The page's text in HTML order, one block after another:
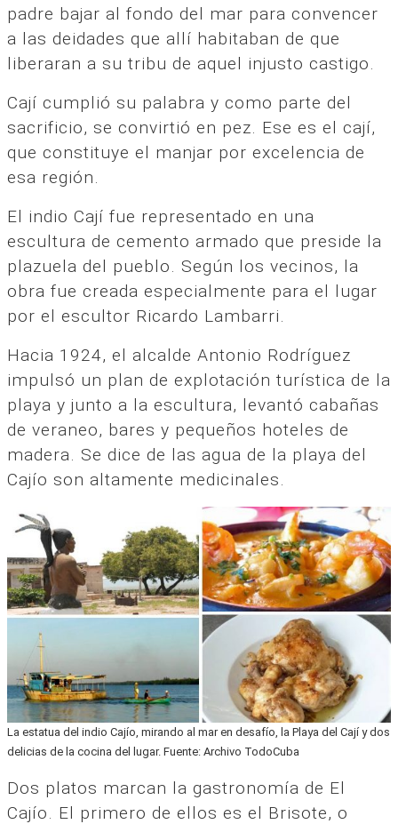
padre bajar al fondo del mar para convencer
a las deidades que allí habitaban de que
liberaran a su tribu de aquel injusto castigo.
Cají cumplió su palabra y como parte del
sacrificio, se convirtió en pez. Ese es el cají,
que constituye el manjar por excelencia de
esa región.
El indio Cají fue representado en una
escultura de cemento armado que preside la
plazuela del pueblo. Según los vecinos, la
obra fue creada especialmente para el lugar
por el escultor Ricardo Lambarri.
Hacia 1924, el alcalde Antonio Rodríguez
impulsó un plan de explotación turística de la
playa y junto a la escultura, levantó cabañas
de veraneo, bares y pequeños hoteles de
madera. Se dice de las agua de la playa del
Cajío son altamente medicinales.
La estatua del indio Cajío, mirando al mar en desafío, la Playa del Cají y dos
delicias de la cocina del lugar. Fuente: Archivo TodoCuba
Dos platos marcan la gastronomía de El
Cajío. El primero de ellos es el Brisote, o